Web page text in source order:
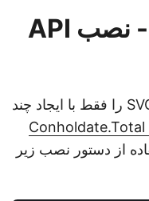
ادغام تصاویر SVG - نصب API
شما می‌توانید به راحتی فایل‌های SVG را فقط با ایجاد چند
از دستور نصب زیر